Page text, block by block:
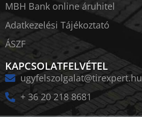
MBH Bank online áruhitel
Adatkezelési Tájékoztató
ÁSZF
KAPCSOLATFELVÉTEL
ugyfelszolgalat@tirexpert.hu
+ 36 20 218 8681